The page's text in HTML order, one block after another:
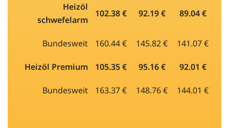
Heizöl
schwefelarm
102.38 € 92.19 € 89.04 €
Bundesweit 160.44 € 145.82 € 141.07 €
Heizöl Premium 105.35 € 95.16 € 92.01 €
Bundesweit 163.37 € 148.76 € 144.01 €